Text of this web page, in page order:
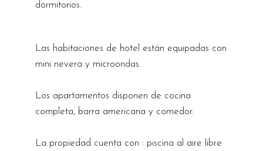
dormitorios.
Las habitaciones de hotel están equipadas con
mini nevera y microondas.
Los apartamentos disponen de cocina
completa, barra americana y comedor.
La propiedad cuenta con : piscina al aire libre